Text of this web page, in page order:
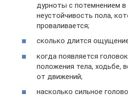
дурноты с потемнением в
неустойчивость пола,
проваливается;
сколько длится
когда появляется
положения тела, ходьбе,
от движений;
насколько сильное